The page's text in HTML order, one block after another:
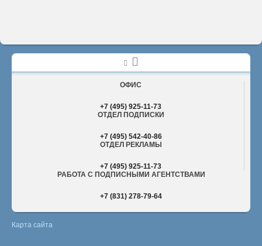
ОФИС
+7 (495) 925-11-73
ОТДЕЛ ПОДПИСКИ
+7 (495) 542-40-86
ОТДЕЛ РЕКЛАМЫ
+7 (495) 925-11-73
РАБОТА С ПОДПИСНЫМИ АГЕНТСТВАМИ
+7 (831) 278-79-64
Карта сайта